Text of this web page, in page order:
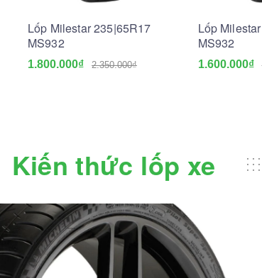
Lốp Milestar 235|65R17
MS932
1.800.000₫ 2.350.000₫
Lốp
MS932
1.600.000₫
Kiến thức lốp xe